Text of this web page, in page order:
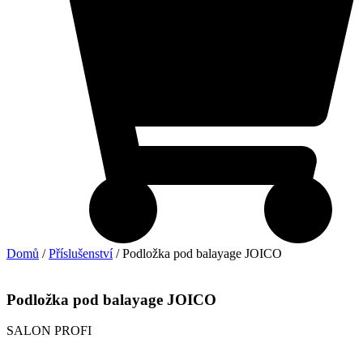
Domů /Příslušenství/ Podložka pod balayage JOICO
Podložka pod balayage JOICO
SALON PROFI